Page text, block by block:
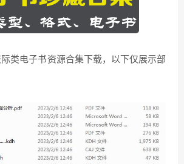
类电子书资源合集下载，以下仅展示部